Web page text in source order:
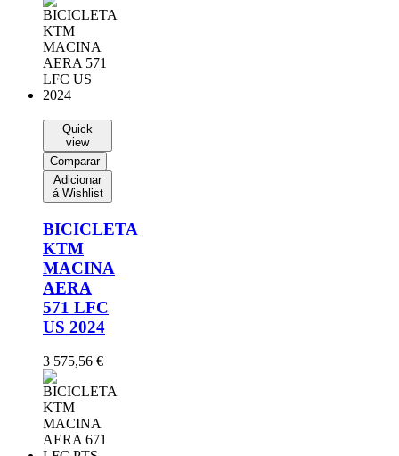
Quick
view
Comparar
Adicionar
á Wishlist
BICICLETA
KTM
MACINA
AERA
571 LFC
US 2024
3 575,56 €